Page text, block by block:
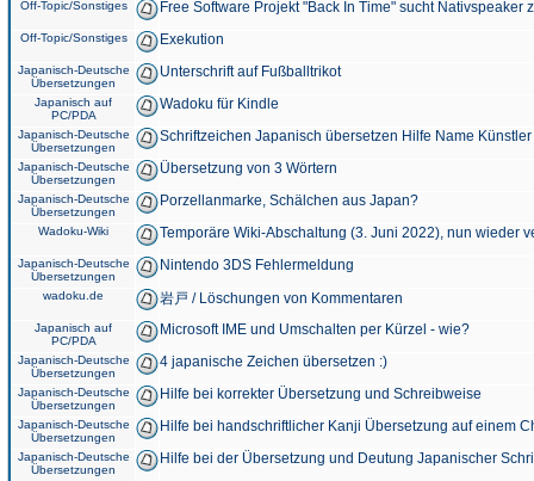
Off-Topic/Sonstiges Free Software Projekt "Back In Time" sucht Nativspeaker
Off-Topic/Sonstiges Exekution
Japanisch-Deutsche
Übersetzungen
Unterschrift auf Fußballtrikot
Japanisch auf
PC/PDA
Wadoku für Kindle
Japanisch-Deutsche
Übersetzungen
Schriftzeichen Japanisch übersetzen Hilfe Name
Japanisch-Deutsche
Übersetzungen
Übersetzung von 3 Wörtern
Japanisch-Deutsche
Übersetzungen
Porzellanmarke, Schälchen aus Japan?
Wadoku-Wiki Temporäre Wiki-Abschaltung (3. Juni 2022), nun wieder
Japanisch-Deutsche
Übersetzungen
Nintendo 3DS Fehlermeldung
wadoku.de 岩戸 / Löschungen von Kommentaren
Japanisch auf
PC/PDA
Microsoft IME und Umschalten per Kürzel - wie?
Japanisch-Deutsche
Übersetzungen
4 japanische Zeichen übersetzen :)
Japanisch-Deutsche
Übersetzungen
Hilfe bei korrekter Übersetzung und Schreibweise
Japanisch-Deutsche
Übersetzungen
Hilfe bei handschriftlicher Kanji Übersetzung auf einem
Japanisch-Deutsche
Übersetzungen
Hilfe bei der Übersetzung und Deutung Japanischer